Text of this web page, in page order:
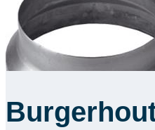
Over ons
Contact